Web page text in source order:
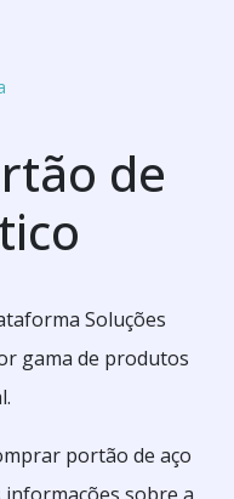
de
Soluções
gama de produtos
portão de aço